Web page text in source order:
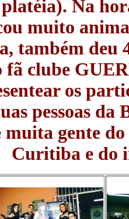
Na
muito
também deu
fã clube
os
pessoas da
muita gente
Curitiba e do